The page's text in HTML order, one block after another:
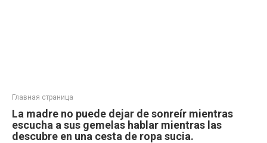
Главная страница
La madre no puede dejar de sonreír mientras
escucha a sus gemelas hablar mientras las
descubre en una cesta de ropa sucia.